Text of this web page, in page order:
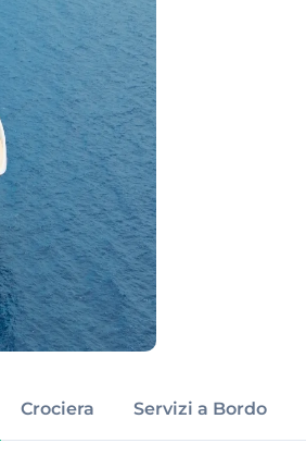
Crociera Servizi a Bordo